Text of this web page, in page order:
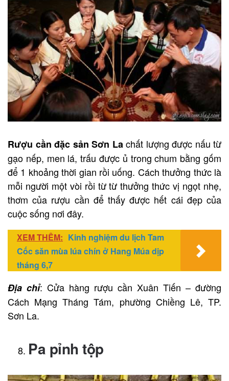
Rượu cần đặc sản Sơn La chất lượng được nấu từ
gạo nếp, men lá, trấu được ủ trong chum bằng gốm
để 1 khoảng thời gian rồi uống. Cách thưởng thức là
mỗi người một vòi rồi từ từ thưởng thức vị ngọt nhẹ,
thơm của rượu cần để thấy được hết cái đẹp của
cuộc sống nơi đây.
XEM THÊM: Kinh nghiệm du lịch Tam
Cốc săn mùa lúa chín ở Hang Múa dịp
tháng 6,7
Địa chỉ: Cửa hàng rượu cần Xuân Tiến – đường
Cách Mạng Tháng Tám, phường Chiềng Lê, TP.
Sơn La.
Pa pỉnh tộp